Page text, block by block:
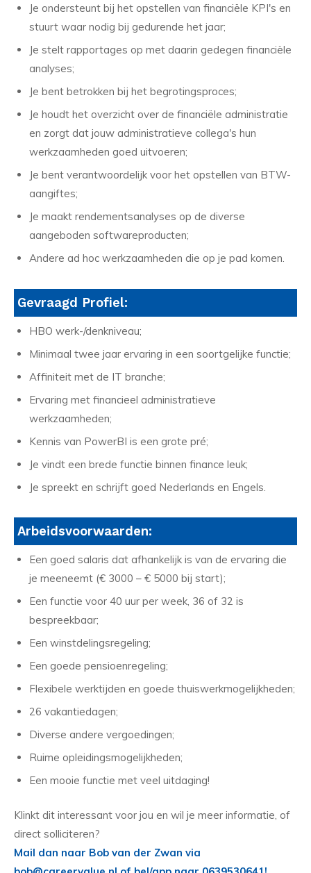
Je ondersteunt bij het opstellen van financiële KPI's en
stuurt waar nodig bij gedurende het jaar;
Je stelt rapportages op met daarin gedegen financiële
analyses;
Je bent betrokken bij het begrotingsproces;
Je houdt het overzicht over de financiële administratie
en zorgt dat jouw administratieve collega's hun
werkzaamheden goed uitvoeren;
Je bent verantwoordelijk voor het opstellen van BTW-
aangiftes;
Je maakt rendementsanalyses op de diverse
aangeboden softwareproducten;
Andere ad hoc werkzaamheden die op je pad komen.
Gevraagd Profiel:
HBO werk-/denkniveau;
Minimaal twee jaar ervaring in een soortgelijke functie;
Affiniteit met de IT branche;
Ervaring met financieel administratieve
werkzaamheden;
Kennis van PowerBI is een grote pré;
Je vindt een brede functie binnen finance leuk;
Je spreekt en schrijft goed Nederlands en Engels.
Arbeidsvoorwaarden:
Een goed salaris dat afhankelijk is van de ervaring die
je meeneemt (€ 3000 – € 5000 bij start);
Een functie voor 40 uur per week, 36 of 32 is
bespreekbaar;
Een winstdelingsregeling;
Een goede pensioenregeling;
Flexibele werktijden en goede thuiswerkmogelijkheden;
26 vakantiedagen;
Diverse andere vergoedingen;
Ruime opleidingsmogelijkheden;
Een mooie functie met veel uitdaging!
Klinkt dit interessant voor jou en wil je meer informatie, of
direct solliciteren?
Mail dan naar Bob van der Zwan via